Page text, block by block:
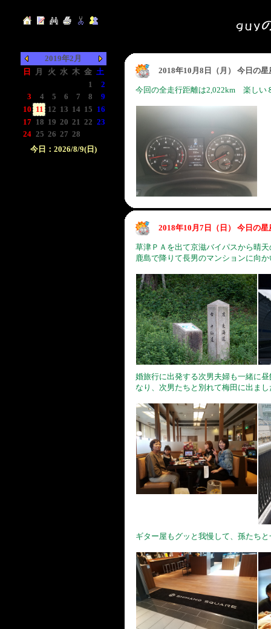
2019年2月
日
月 火 水 木 金 土
1
2
3
4 5 6 7 8
9
10 11 12 13 14 15 16
17 18 19 20 21 22 23
24 25 26 27 28
今日：2026/8/9(日)
2018年10月8日（月） 今日の
今回の全走行距離は2,022km 楽しい
2018年10月7日（日） 今日の
草津ＰＡを出て京滋バイパスから晴
鹿島で降りて長男のマンションに向
婚旅行に出発する次男夫婦も一緒に
なり、次男たちと別れて梅田に出まし
ギター屋もグッと我慢して、孫たち